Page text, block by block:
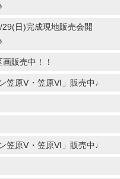
日)完成現地販売会開
販売中！！
笠原Ⅴ・笠原Ⅵ」販売中♩
笠原Ⅴ・笠原Ⅵ」販売中♩